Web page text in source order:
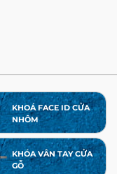
KHOÁ FACE ID CỬA
NHÔM
KHÓA VÂN TAY CỬA
GỖ